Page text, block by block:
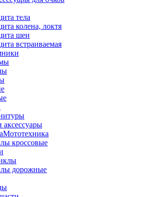
тела
колена, локтя
шеи
встраиваемая
Мототехника
кроссовые
дорожные